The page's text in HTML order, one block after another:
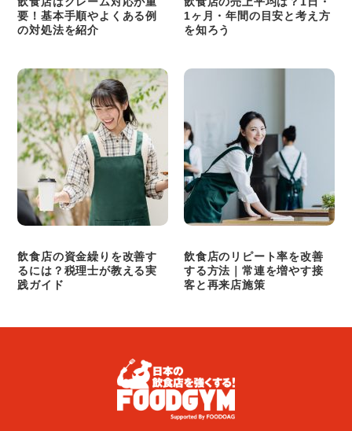
要！基本手順やよくある例
の対処法を紹介
1ヶ月・年間の目安と考え方
を知ろう
飲食店の資金繰りを改善す
るには？税理士が教える実
践ガイド
飲食店のリピート率を改善
する方法｜常連を増やす接
客と再来店施策